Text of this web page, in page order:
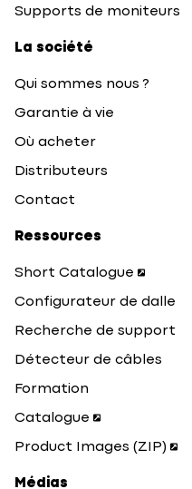
Supports de moniteurs
La société
Qui sommes nous ?
Garantie à vie
Où acheter
Distributeurs
Contact
Ressources
Short Catalogue
Configurateur de dalle
Recherche de support
Détecteur de câbles
Formation
Catalogue
Product Images (ZIP)
Médias